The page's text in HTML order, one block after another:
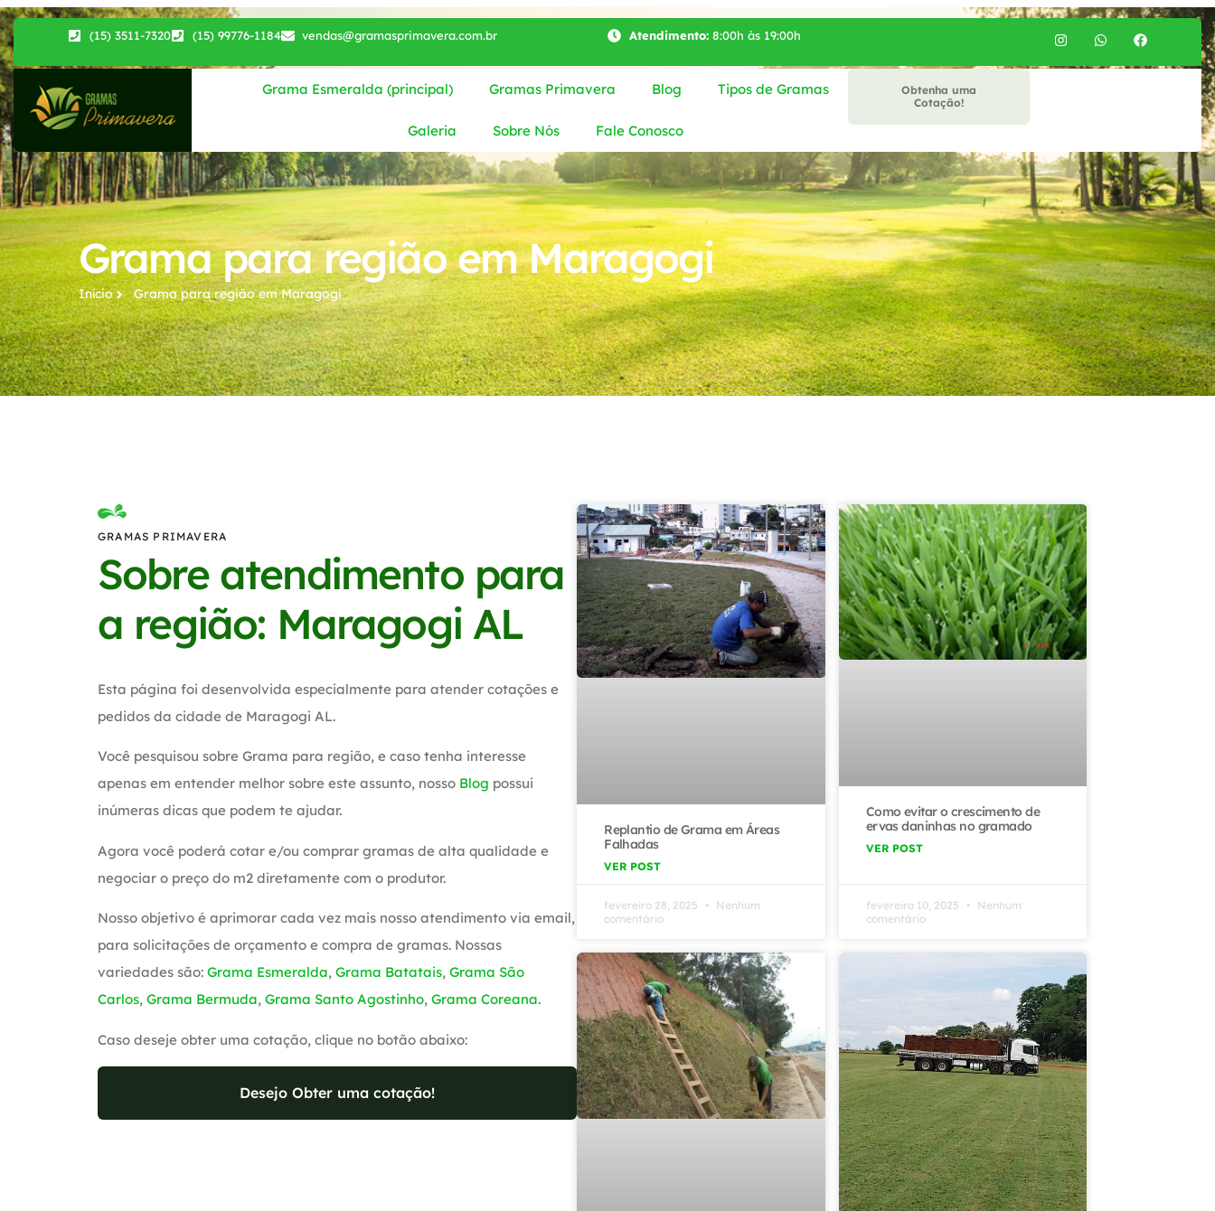
(15) 3511-7320 (15) 99776-1184 vendas@gramasprimavera.com.br Atendimento:8:00h às 19:00h
Grama Esmeralda (principal) Gramas Primavera Blog Tipos de Gramas
Galeria Sobre Nós Fale Conosco
Obtenha uma
Cotação!
Grama para região em Maragogi
Início Grama para região​ em Maragogi
GRAMAS PRIMAVERA
Sobre atendimento para
a região: Maragogi AL
Esta página foi desenvolvida especialmente para atender cotações e
pedidos da cidade de Maragogi AL.
Você pesquisou sobre Grama para região, e caso tenha interesse
apenas em entender melhor sobre este assunto, nosso Blog possui
inúmeras dicas que podem te ajudar.
Agora você poderá cotar e/ou comprar gramas de alta qualidade e
negociar o preço do m2 diretamente com o produtor.
Nosso objetivo é aprimorar cada vez mais nosso atendimento via email,
para solicitações de orçamento e compra de gramas. Nossas
variedades são: Grama Esmeralda, Grama Batatais, Grama São
Carlos, Grama Bermuda, Grama Santo Agostinho, Grama Coreana.
Caso deseje obter uma cotação, clique no botão abaixo:
Desejo Obter uma cotação!
Replantio de Grama em Áreas
Falhadas
VER POST
fevereiro 28, 2025
Nenhum
comentário
Como evitar o crescimento de
ervas daninhas no gramado
VER POST
fevereiro 10, 2025
Nenhum
comentário